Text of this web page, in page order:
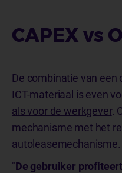
CAPEX vs
De combinatie van een
ICT-materiaal is even
als voor de werkgever.
mechanisme met het
autoleasemechanisme.
"De gebruiker